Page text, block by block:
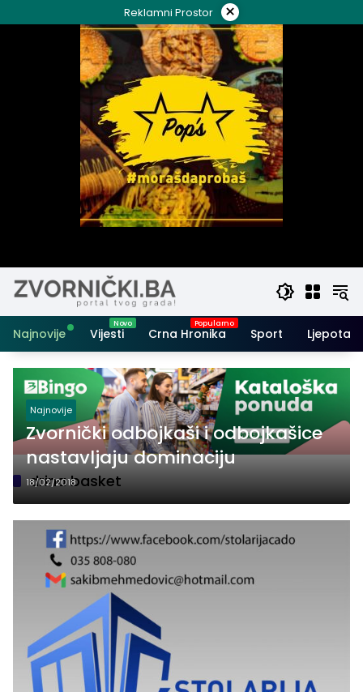
to
Reklamni Prostor ×
Najnovije Vijesti Crna Hronika Sport Ljepota i
drina basket
Najnovije
Zvornički odbojkaši i odbojkašice
nastavljaju dominaciju
18/02/2018